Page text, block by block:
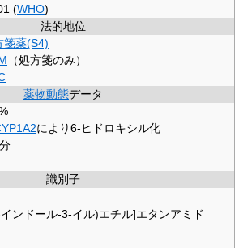
(WHO)
法的地位
箋薬(S4)
（処方箋のみ）
薬物動態データ
により6-ヒドロキシル化
識別子
ンドール-3-イル)エチル]エタンアミド